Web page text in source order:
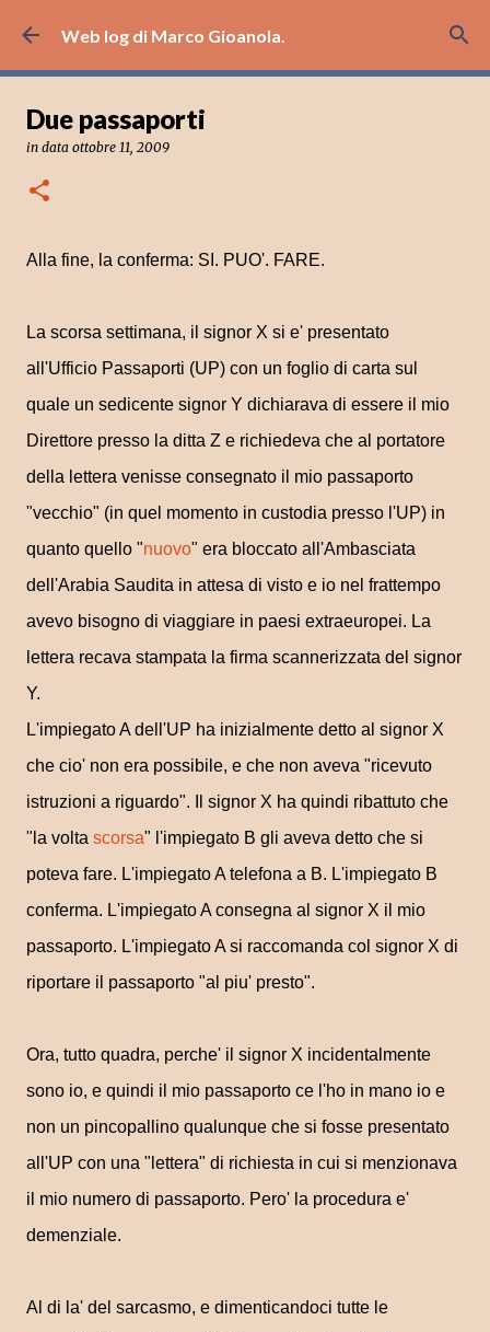
Passa ai contenuti principali
Web log di Marco Gioanola.
Due passaporti
in data ottobre 11, 2009
Alla fine, la conferma: SI. PUO'. FARE.
La scorsa settimana, il signor X si e' presentato
all'Ufficio Passaporti (UP) con un foglio di carta sul
quale un sedicente signor Y dichiarava di essere il mio
Direttore presso la ditta Z e richiedeva che al portatore
della lettera venisse consegnato il mio passaporto
"vecchio" (in quel momento in custodia presso l'UP) in
quanto quello "nuovo" era bloccato all'Ambasciata
dell'Arabia Saudita in attesa di visto e io nel frattempo
avevo bisogno di viaggiare in paesi extraeuropei. La
lettera recava stampata la firma scannerizzata del signor
Y.
L'impiegato A dell'UP ha inizialmente detto al signor X
che cio' non era possibile, e che non aveva "ricevuto
istruzioni a riguardo". Il signor X ha quindi ribattuto che
"la volta scorsa" l'impiegato B gli aveva detto che si
poteva fare. L'impiegato A telefona a B. L'impiegato B
conferma. L'impiegato A consegna al signor X il mio
passaporto. L'impiegato A si raccomanda col signor X di
riportare il passaporto "al piu' presto".
Ora, tutto quadra, perche' il signor X incidentalmente
sono io, e quindi il mio passaporto ce l'ho in mano io e
non un pincopallino qualunque che si fosse presentato
all'UP con una "lettera" di richiesta in cui si menzionava
il mio numero di passaporto. Pero' la procedura e'
demenziale.
Al di la' del sarcasmo, e dimenticandoci tutte le